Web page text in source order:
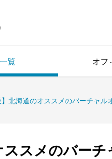
覧 オフ
】北海道のオススメのバーチャ
ススメのバーチ